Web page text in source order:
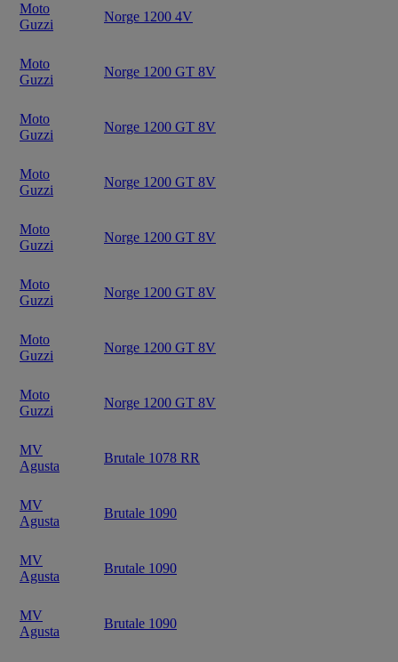
Moto
Guzzi
Norge 1200 4V
Moto
Guzzi
Norge 1200 GT 8V
Moto
Guzzi
Norge 1200 GT 8V
Moto
Guzzi
Norge 1200 GT 8V
Moto
Guzzi
Norge 1200 GT 8V
Moto
Guzzi
Norge 1200 GT 8V
Moto
Guzzi
Norge 1200 GT 8V
Moto
Guzzi
Norge 1200 GT 8V
MV
Agusta
Brutale 1078 RR
MV
Agusta
Brutale 1090
MV
Agusta
Brutale 1090
MV
Agusta
Brutale 1090